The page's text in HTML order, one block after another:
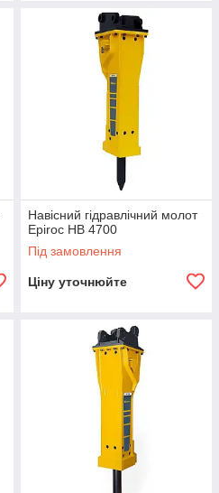
Навісний гідравлічний молот
Epiroc HB 4700
Під замовлення
Ціну уточнюйте